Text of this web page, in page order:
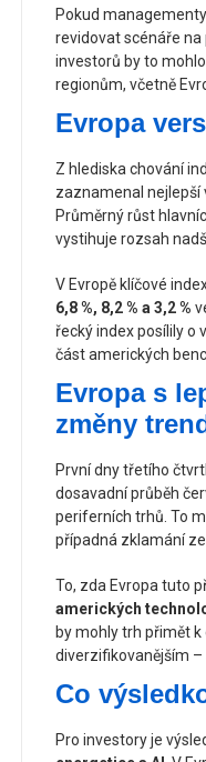
Pokud
revidovat scénáře
investorů by to
regionům, včetně
Evropa
Z hlediska chování
zaznamenal nejlepší
Průměrný růst
vystihuje rozsah
V Evropě klíčové
6,8 %, 8,2 % a 3,2 %
řecký index posílily o
část amerických
Evropa s
změny
První dny třetího
dosavadní průběh
periferních trhů. To
případná zklamání
To, zda Evropa tuto
amerických
by mohly trh přimět
diverzifikovanějším –
Co
Pro investory je